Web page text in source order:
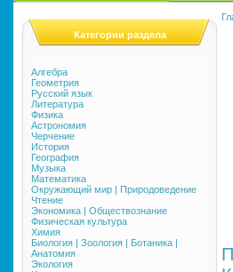
Категории раздела
Алгебра
Геометрия
Русский язык
Литература
Физика
Астрономия
Черчение
История
География
Музыка
Математика
Окружающий мир | Природоведение
Чтение
Экономика | Обществознание
Физическая культура
Химия
Биология | Зоология | Ботаника |
Анатомия
Экология